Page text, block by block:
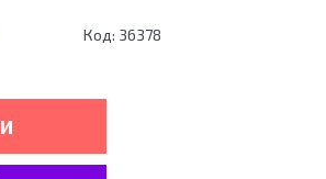
Код: 36378